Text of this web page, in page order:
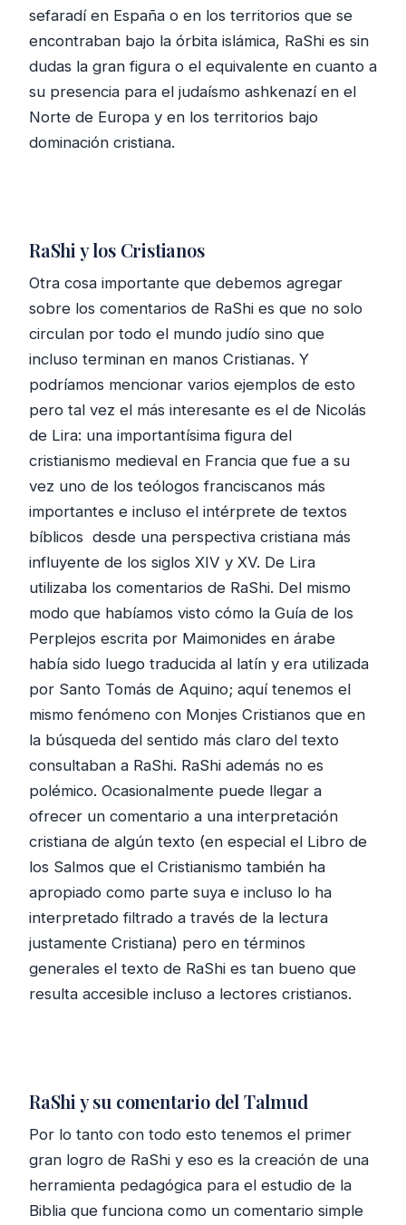
sefaradí en España o en los territorios que se
encontraban bajo la órbita islámica, RaShi es sin
dudas la gran figura o el equivalente en cuanto a
su presencia para el judaísmo ashkenazí en el
Norte de Europa y en los territorios bajo
dominación cristiana.
RaShi y los Cristianos
Otra cosa importante que debemos agregar
sobre los comentarios de RaShi es que no solo
circulan por todo el mundo judío sino que
incluso terminan en manos Cristianas. Y
podríamos mencionar varios ejemplos de esto
pero tal vez el más interesante es el de Nicolás
de Lira: una importantísima figura del
cristianismo medieval en Francia que fue a su
vez uno de los teólogos franciscanos más
importantes e incluso el intérprete de textos
bíblicos desde una perspectiva cristiana más
influyente de los siglos XIV y XV. De Lira
utilizaba los comentarios de RaShi. Del mismo
modo que habíamos visto cómo la Guía de los
Perplejos escrita por Maimonides en árabe
había sido luego traducida al latín y era utilizada
por Santo Tomás de Aquino; aquí tenemos el
mismo fenómeno con Monjes Cristianos que en
la búsqueda del sentido más claro del texto
consultaban a RaShi. RaShi además no es
polémico. Ocasionalmente puede llegar a
ofrecer un comentario a una interpretación
cristiana de algún texto (en especial el Libro de
los Salmos que el Cristianismo también ha
apropiado como parte suya e incluso lo ha
interpretado filtrado a través de la lectura
justamente Cristiana) pero en términos
generales el texto de RaShi es tan bueno que
resulta accesible incluso a lectores cristianos.
RaShi y su comentario del Talmud
Por lo tanto con todo esto tenemos el primer
gran logro de RaShi y eso es la creación de una
herramienta pedagógica para el estudio de la
Biblia que funciona como un comentario simple